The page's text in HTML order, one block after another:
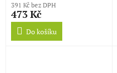
391 Kč bez DPH
473 Kč
Do košíku